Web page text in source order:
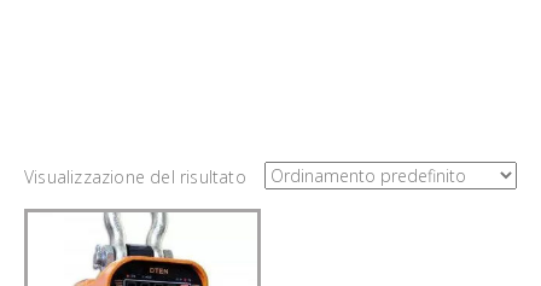
Visualizzazione del risultato